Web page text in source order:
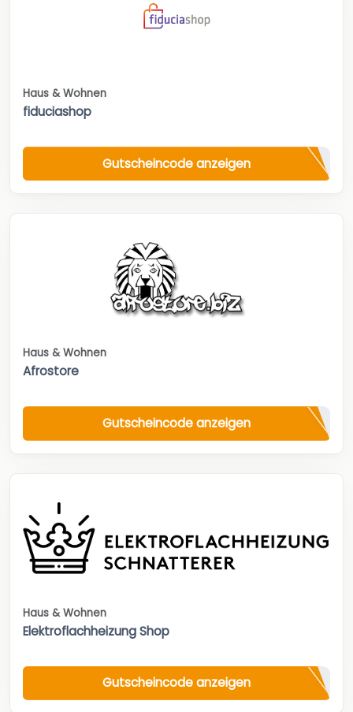
Haus & Wohnen
fiduciashop
Gutscheincode anzeigen
Haus & Wohnen
Afrostore
Gutscheincode anzeigen
Haus & Wohnen
Elektroflachheizung Shop
Gutscheincode anzeigen